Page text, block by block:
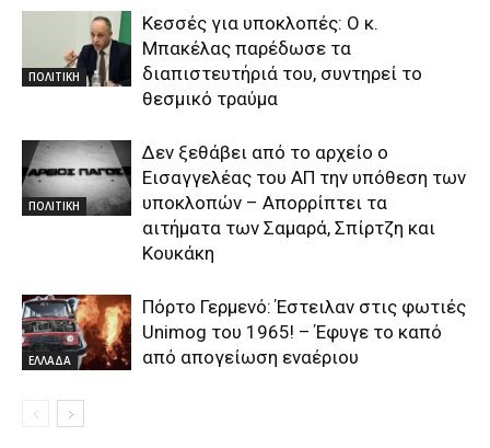
ΠΟΛΙΤΙΚΗ
Κεσσές για υποκλοπές: Ο κ.
Μπακέλας παρέδωσε τα
διαπιστευτήριά του, συντηρεί το
θεσμικό τραύμα
ΠΟΛΙΤΙΚΗ
Δεν ξεθάβει από το αρχείο ο
Εισαγγελέας του ΑΠ την υπόθεση των
υποκλοπών – Απορρίπτει τα
αιτήματα των Σαμαρά, Σπίρτζη και
Κουκάκη
ΕΛΛΑΔΑ
Πόρτο Γερμενό: Έστειλαν στις φωτιές
Unimog του 1965! – Έφυγε το καπό
από απογείωση εναέριου